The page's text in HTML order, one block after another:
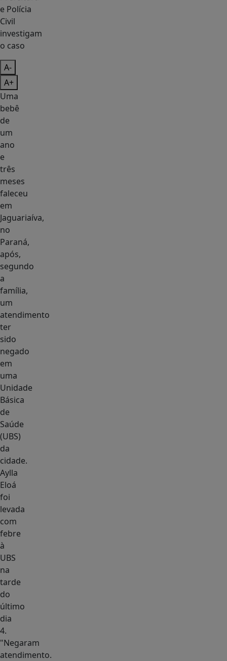
A-
A+
Uma
bebê
de
um
ano
e
três
meses
faleceu
em
Jaguariaíva,
no
Paraná,
após,
segundo
a
família,
um
atendimento
ter
sido
negado
em
uma
Unidade
Básica
de
Saúde
(UBS)
da
cidade.
Aylla
Eloá
foi
levada
com
febre
à
UBS
na
tarde
do
último
dia
4.
"Negaram
atendimento.